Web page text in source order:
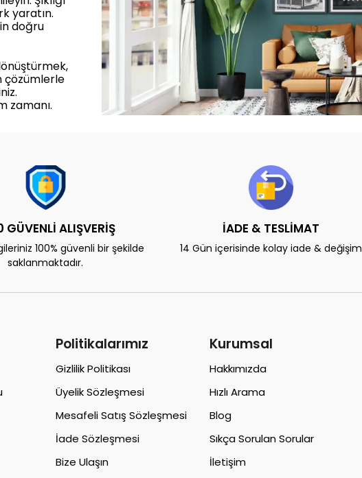
yaratın.
doğru
çözümlerle
zamanı.
GÜVENLİ ALIŞVERİŞ
100% güvenli bir şekilde
saklanmaktadır.
İADE & TESLİMAT
14 Gün içerisinde kolay iade & değişim
Politikalarımız
Gizlilik Politikası
Üyelik Sözleşmesi
Mesafeli Satış Sözleşmesi
İade Sözleşmesi
Bize Ulaşın
Kurumsal
Hakkımızda
Hızlı Arama
Blog
Sıkça Sorulan Sorular
İletişim